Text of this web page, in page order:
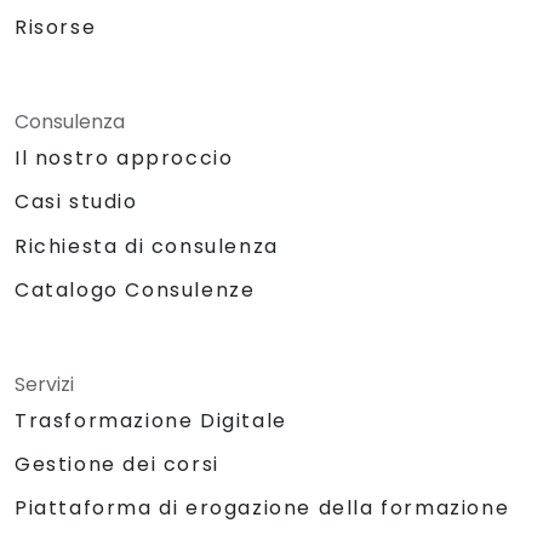
Risorse
Consulenza
Il nostro approccio
Casi studio
Richiesta di consulenza
Catalogo Consulenze
Servizi
Trasformazione Digitale
Gestione dei corsi
Piattaforma di erogazione della formazione